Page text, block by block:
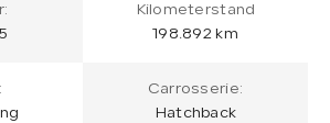
Kilometerstand
198.892 km
Carrosserie:
Hatchback